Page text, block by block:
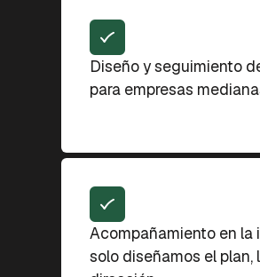
Diseño y seguimiento
para empresas
Acompañamiento en la
solo diseñamos el